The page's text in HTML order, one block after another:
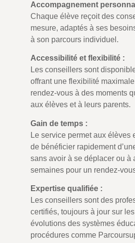
Accompagnement
Chaque élève reçoit des
mesure, adaptés à ses
à son parcours individuel.
Accessibilité et flexibilité :
Les conseillers sont
offrant une flexibilité
rendez-vous à des moments
aux élèves et à leurs parents.
Gain de temps :
Le service permet aux élèves
de bénéficier rapidement
sans avoir à se déplacer ou à
semaines pour un rendez-
Expertise qualifiée :
Les conseillers sont des
certifiés, toujours à jour sur
évolutions des systèmes
procédures comme